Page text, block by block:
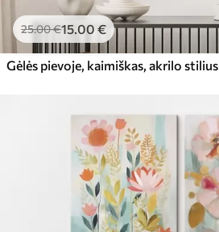
25.00€15.00 €
Gėlės pievoje, kaimiškas, akrilo stilius